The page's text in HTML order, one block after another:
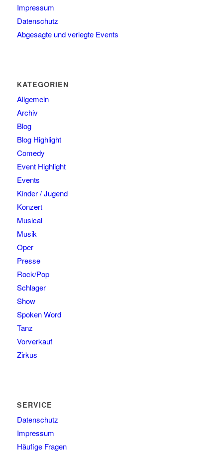
Impressum
Datenschutz
Abgesagte und verlegte Events
KATEGORIEN
Allgemein
Archiv
Blog
Blog Highlight
Comedy
Event Highlight
Events
Kinder / Jugend
Konzert
Musical
Musik
Oper
Presse
Rock/Pop
Schlager
Show
Spoken Word
Tanz
Vorverkauf
Zirkus
SERVICE
Datenschutz
Impressum
Häufige Fragen